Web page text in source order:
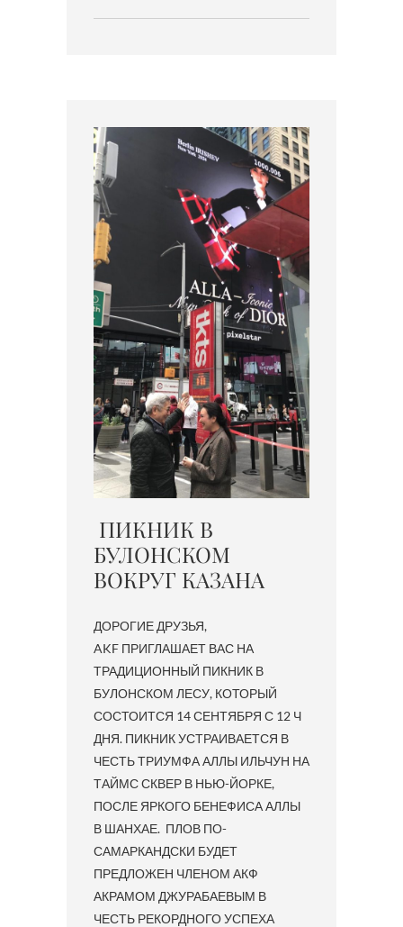
ПИКНИК В
БУЛОНСКОМ
ВОКРУГ КАЗАНА
ДОРОГИЕ ДРУЗЬЯ,
AKF ПРИГЛАШАЕТ ВАС НА
ТРАДИЦИОННЫЙ ПИКНИК В
БУЛОНСКОМ ЛЕСУ, КОТОРЫЙ
СОСТОИТСЯ 14 СЕНТЯБРЯ С 12 Ч
ДНЯ. ПИКНИК УСТРАИВАЕТСЯ В
ЧЕСТЬ ТРИУМФА АЛЛЫ ИЛЬЧУН НА
ТАЙМС СКВЕР В НЬЮ-ЙОРКЕ,
ПОСЛЕ ЯРКОГО БЕНЕФИСА АЛЛЫ
В ШАНХАЕ. ПЛОВ ПО-
САМАРКАНДСКИ БУДЕТ
ПРЕДЛОЖЕН ЧЛЕНОМ АКФ
АКРАМОМ ДЖУРАБАЕВЫМ В
ЧЕСТЬ РЕКОРДНОГО УСПЕХА